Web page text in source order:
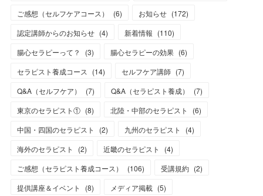
ご感想（セルフケアコース）
(6) お知らせ (172)
認定講師からのお知らせ (4) 新着情報 (110)
腸心セラピーって？
(3) 腸心セラピーの効果 (6)
セラピスト養成コース
(14) セルフケア講師 (7)
Q&A（セルフケア）
(7) Q&A（セラピスト養成） (7)
東京のセラピスト① (8) 北陸・中部のセラピスト (6)
中国・四国のセラピスト
(2) 九州のセラピスト (4)
海外のセラピスト
(2) 近畿のセラピスト (4)
ご感想（セラピスト養成コース）
(106) 受講規約 (2)
提供講座＆イベント
(8) メディア掲載 (5)